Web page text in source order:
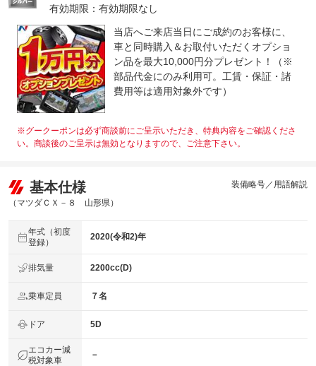
有効期限：有効期限なし
当店へご来店当日にご成約のお客様に、
車と同時購入＆お取付いただくオプショ
ン品を最大10,000円分プレゼント！（※
部品代金にのみ利用可。工賃・保証・諸
費用等は適用対象外です）
※グークーポンは必ず商談前にご呈示いただき、特典内容をご確認くださ
い。商談後のご呈示は無効となりますので、ご注意下さい。
基本仕様
（マツダＣＸ－８ 山形県）
装備略号／用語解説
年式（初度
登録）
2020(令和2)年
排気量 2200cc(D)
乗車定員 ７名
ドア 5D
エコカー減
税対象車
－